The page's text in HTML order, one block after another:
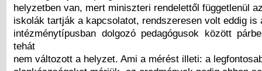
helyzetben van, mert miniszteri rendelettől függetlenül
iskolák tartják a kapcsolatot, rendszeresen volt eddig is
intézménytípusban dolgozó pedagógusok között
tehát
nem változott a helyzet. Ami a mérést illeti: a